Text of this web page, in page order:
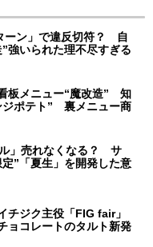
ーン」で違反切符？ 自
強いられた理不尽すぎる
板メニュー“魔改造” 知
ジポテト” 裏メニュー商
」売れなくなる？ サ
”「夏生」を開発した意
チジク主役「FIG fair」
コレートのタルト新発